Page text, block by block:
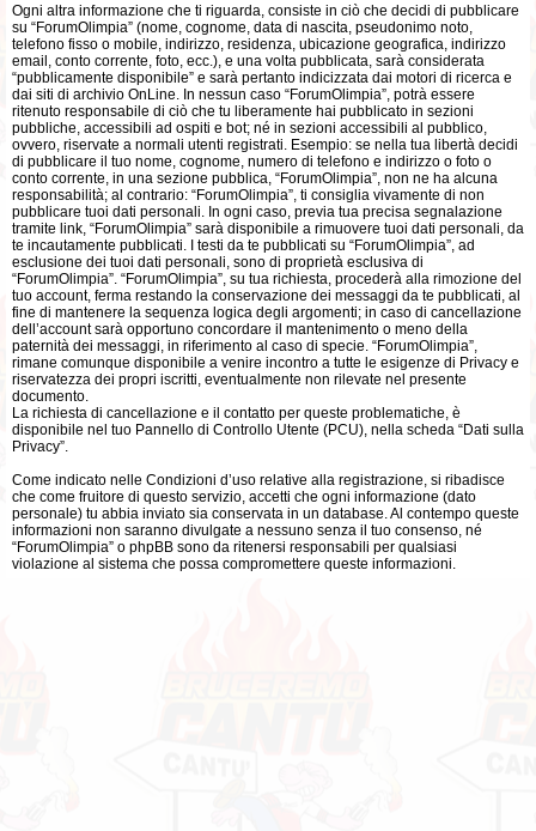
Ogni altra informazione che ti riguarda, consiste in ciò che decidi di pubblicare
su “ForumOlimpia” (nome, cognome, data di nascita, pseudonimo noto,
telefono fisso o mobile, indirizzo, residenza, ubicazione geografica, indirizzo
email, conto corrente, foto, ecc.), e una volta pubblicata, sarà considerata
“pubblicamente disponibile” e sarà pertanto indicizzata dai motori di ricerca e
dai siti di archivio OnLine. In nessun caso “ForumOlimpia”, potrà essere
ritenuto responsabile di ciò che tu liberamente hai pubblicato in sezioni
pubbliche, accessibili ad ospiti e bot; né in sezioni accessibili al pubblico,
ovvero, riservate a normali utenti registrati. Esempio: se nella tua libertà decidi
di pubblicare il tuo nome, cognome, numero di telefono e indirizzo o foto o
conto corrente, in una sezione pubblica, “ForumOlimpia”, non ne ha alcuna
responsabilità; al contrario: “ForumOlimpia”, ti consiglia vivamente di non
pubblicare tuoi dati personali. In ogni caso, previa tua precisa segnalazione
tramite link, “ForumOlimpia” sarà disponibile a rimuovere tuoi dati personali, da
te incautamente pubblicati. I testi da te pubblicati su “ForumOlimpia”, ad
esclusione dei tuoi dati personali, sono di proprietà esclusiva di
“ForumOlimpia”. “ForumOlimpia”, su tua richiesta, procederà alla rimozione del
tuo account, ferma restando la conservazione dei messaggi da te pubblicati, al
fine di mantenere la sequenza logica degli argomenti; in caso di cancellazione
dell’account sarà opportuno concordare il mantenimento o meno della
paternità dei messaggi, in riferimento al caso di specie. “ForumOlimpia”,
rimane comunque disponibile a venire incontro a tutte le esigenze di Privacy e
riservatezza dei propri iscritti, eventualmente non rilevate nel presente
documento.
La richiesta di cancellazione e il contatto per queste problematiche, è
disponibile nel tuo Pannello di Controllo Utente (PCU), nella scheda “Dati sulla
Privacy”.
Come indicato nelle Condizioni d’uso relative alla registrazione, si ribadisce
che come fruitore di questo servizio, accetti che ogni informazione (dato
personale) tu abbia inviato sia conservata in un database. Al contempo queste
informazioni non saranno divulgate a nessuno senza il tuo consenso, né
“ForumOlimpia” o phpBB sono da ritenersi responsabili per qualsiasi
violazione al sistema che possa compromettere queste informazioni.